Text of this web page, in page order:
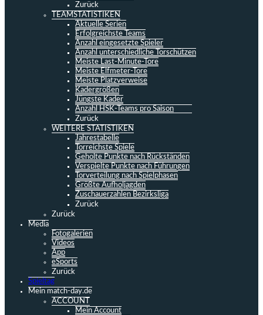
Zurück
TEAMSTATISTIKEN
Aktuelle Serien
Erfolgreichste Teams
Anzahl eingesetzte Spieler
Anzahl unterschiedliche Torschützen
Meiste Last-Minute-Tore
Meiste Elfmeter-Tore
Meiste Platzverweise
Kadergrößen
Jüngste Kader
Anzahl HSK-Teams pro Saison
Zurück
WEITERE STATISTIKEN
Jahrestabelle
Torreichste Spiele
Geholte Punkte nach Rückständen
Verspielte Punkte nach Führungen
Torverteilung nach Spielphasen
Größte Aufholjagden
Zuschauerzahlen Bezirksliga
Zurück
Zurück
Media
Fotogalerien
Videos
App
eSports
Zurück
Spieltag
Mein match-day.de
ACCOUNT
Mein Account